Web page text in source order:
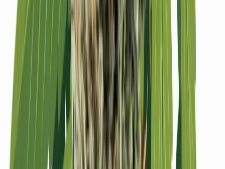
Strains Sativa Strains Indica Strains Hybrid Strains
Standorte